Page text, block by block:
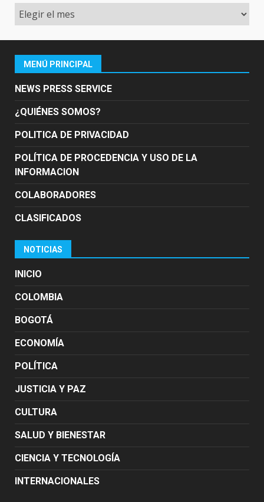
Archivo
MENÚ PRINCIPAL
NEWS PRESS SERVICE
¿QUIÉNES SOMOS?
POLITICA DE PRIVACIDAD
POLÍTICA DE PROCEDENCIA Y USO DE LA
INFORMACION
COLABORADORES
CLASIFICADOS
NOTICIAS
INICIO
COLOMBIA
BOGOTÁ
ECONOMÍA
POLÍTICA
JUSTICIA Y PAZ
CULTURA
SALUD Y BIENESTAR
CIENCIA Y TECNOLOGÍA
INTERNACIONALES